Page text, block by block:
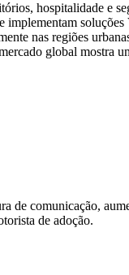
hospitalidade e
nas regiões
global mostra
de comunicação,
de adoção.